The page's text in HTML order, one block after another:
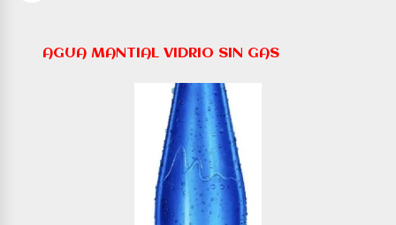
AGUA MANTIAL VIDRIO SIN GAS